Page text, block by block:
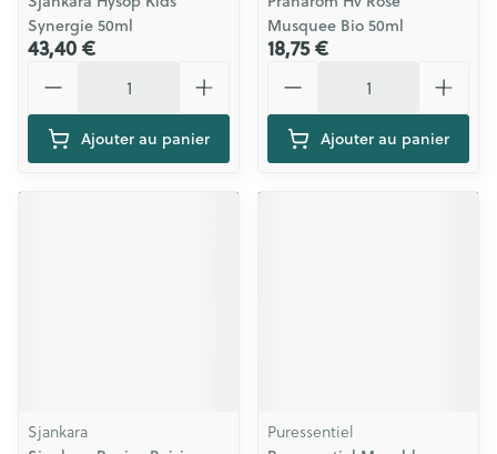
Synergie 50ml
43,40 €
Ajouter au panier
Musquee Bio 50ml
18,75 €
Ajouter au panier
Sjankara
Puressentiel